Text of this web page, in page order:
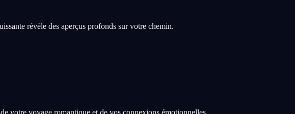
révèle des aperçus profonds sur votre chemin.
votre voyage romantique et de vos connexions émotionnelles.